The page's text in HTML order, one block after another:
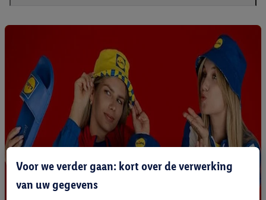
Voor we verder gaan: kort over de verwerking
van uw gegevens